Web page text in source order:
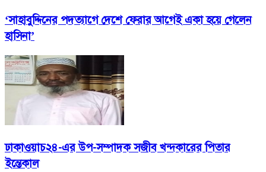
‘সাহাবুদ্দিনের পদত্যাগে দেশে ফেরার আগেই একা হয়ে গেলেন
হাসিনা’
ঢাকাওয়াচ২৪-এর উপ-সম্পাদক সজীব খন্দকারের পিতার
ইন্তেকাল